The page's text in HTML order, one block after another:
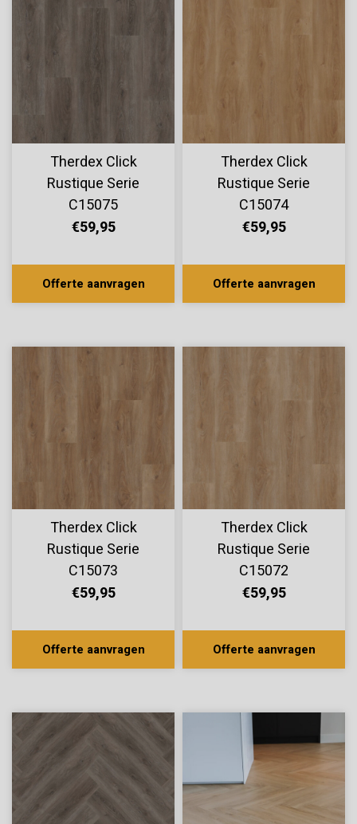
Therdex Click
Rustique Serie
C15075
€59,95
Offerte aanvragen
Therdex Click
Rustique Serie
C15074
€59,95
Offerte aanvragen
Therdex Click
Rustique Serie
C15073
€59,95
Offerte aanvragen
Therdex Click
Rustique Serie
C15072
€59,95
Offerte aanvragen